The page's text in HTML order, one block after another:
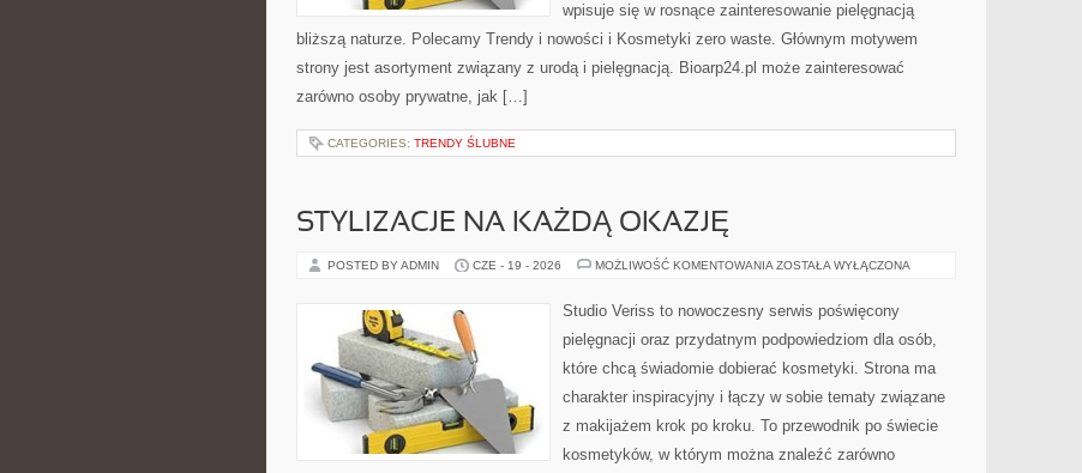
wpisuje się w rosnące zainteresowanie pielęgnacją
bliższą naturze. Polecamy Trendy i nowości i Kosmetyki zero waste. Głównym motywem
strony jest asortyment związany z urodą i pielęgnacją. Bioarp24.pl może zainteresować
zarówno osoby prywatne, jak […]
CATEGORIES: TRENDY ŚLUBNE
STYLIZACJE NA KAŻDĄ OKAZJĘ
POSTED BY ADMIN CZE - 19 - 2026 MOŻLIWOŚĆ KOMENTOWANIA STYLIZACJE
OKAZJĘ
ZOSTAŁA WYŁĄCZONA
Studio Veriss to nowoczesny serwis poświęcony
pielęgnacji oraz przydatnym podpowiedziom dla osób,
które chcą świadomie dobierać kosmetyki. Strona ma
charakter inspiracyjny i łączy w sobie tematy związane
z makijażem krok po kroku. To przewodnik po świecie
kosmetyków, w którym można znaleźć zarówno